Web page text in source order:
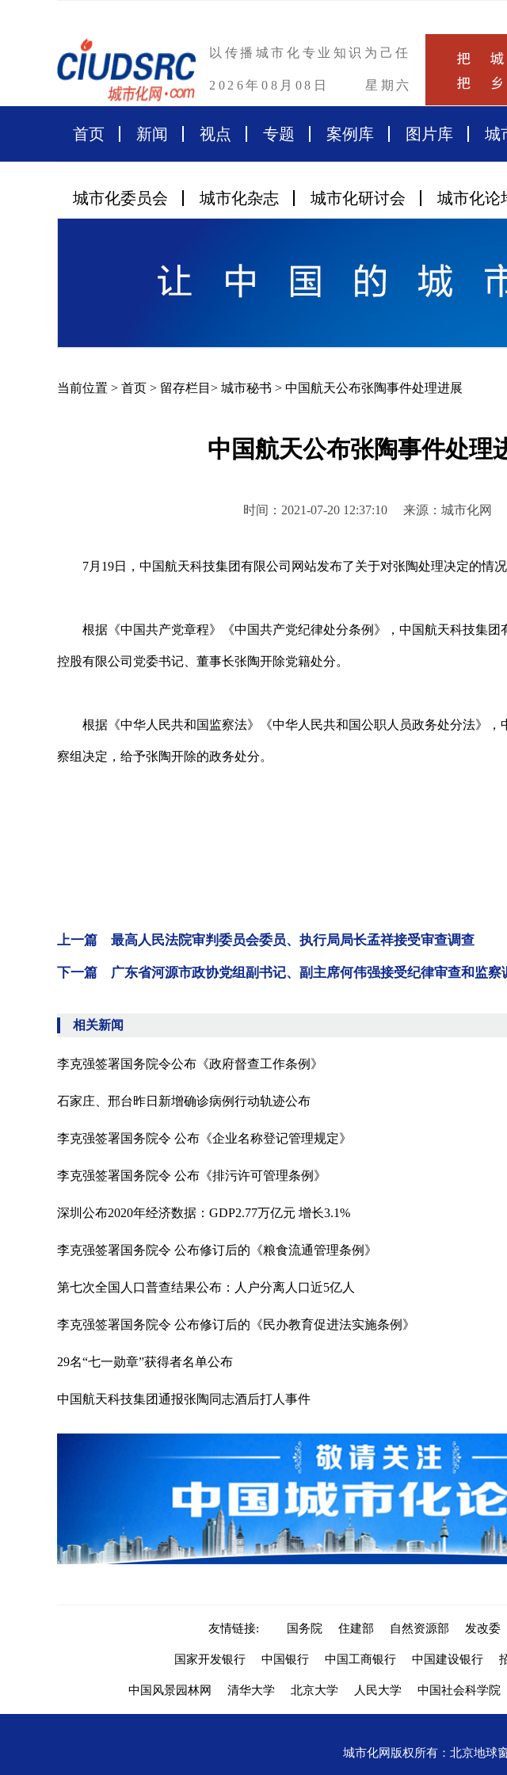
以传播城市化专业知识为己任
2026年08月08日 星期六
首页 新闻 视点 专题 案例库 图片库 城
城市化委员会 城市化杂志 城市化研讨会 城市化论
当前位置 > 首页 > 留存栏目 > 城市秘书 > 中国航天公布张陶事件处理进展
中国航天公布张陶事件处理
时间：2021-07-20 12:37:10 来源：城市化网
7月19日，中国航天科技集团有限公司网站发布了关于对张陶处理决定的情况
根据《中国共产党章程》《中国共产党纪律处分条例》，中国航天科技集团
控股有限公司党委书记、董事长张陶开除党籍处分。
根据《中华人民共和国监察法》《中华人民共和国公职人员政务处分法》，
察组决定，给予张陶开除的政务处分。
上一篇 最高人民法院审判委员会委员、执行局局长孟祥接受审查调查
下一篇 广东省河源市政协党组副书记、副主席何伟强接受纪律审查和监察
相关新闻
李克强签署国务院令公布《政府督查工作条例》
石家庄、邢台昨日新增确诊病例行动轨迹公布
李克强签署国务院令 公布《企业名称登记管理规定》
李克强签署国务院令 公布《排污许可管理条例》
深圳公布2020年经济数据：GDP2.77万亿元 增长3.1%
李克强签署国务院令 公布修订后的《粮食流通管理条例》
第七次全国人口普查结果公布：人户分离人口近5亿人
李克强签署国务院令 公布修订后的《民办教育促进法实施条例》
29名“七一勋章”获得者名单公布
中国航天科技集团通报张陶同志酒后打人事件
友情链接: 国务院 住建部 自然资源部 发改委
国家开发银行 中国银行 中国工商银行 中国建设银行
中国风景园林网 清华大学 北京大学 人民大学 中国社会科学院
城市化网版权所有：北京地球